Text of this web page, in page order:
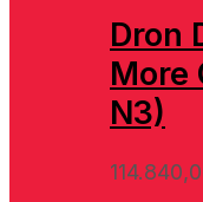
Dron
More
N3)